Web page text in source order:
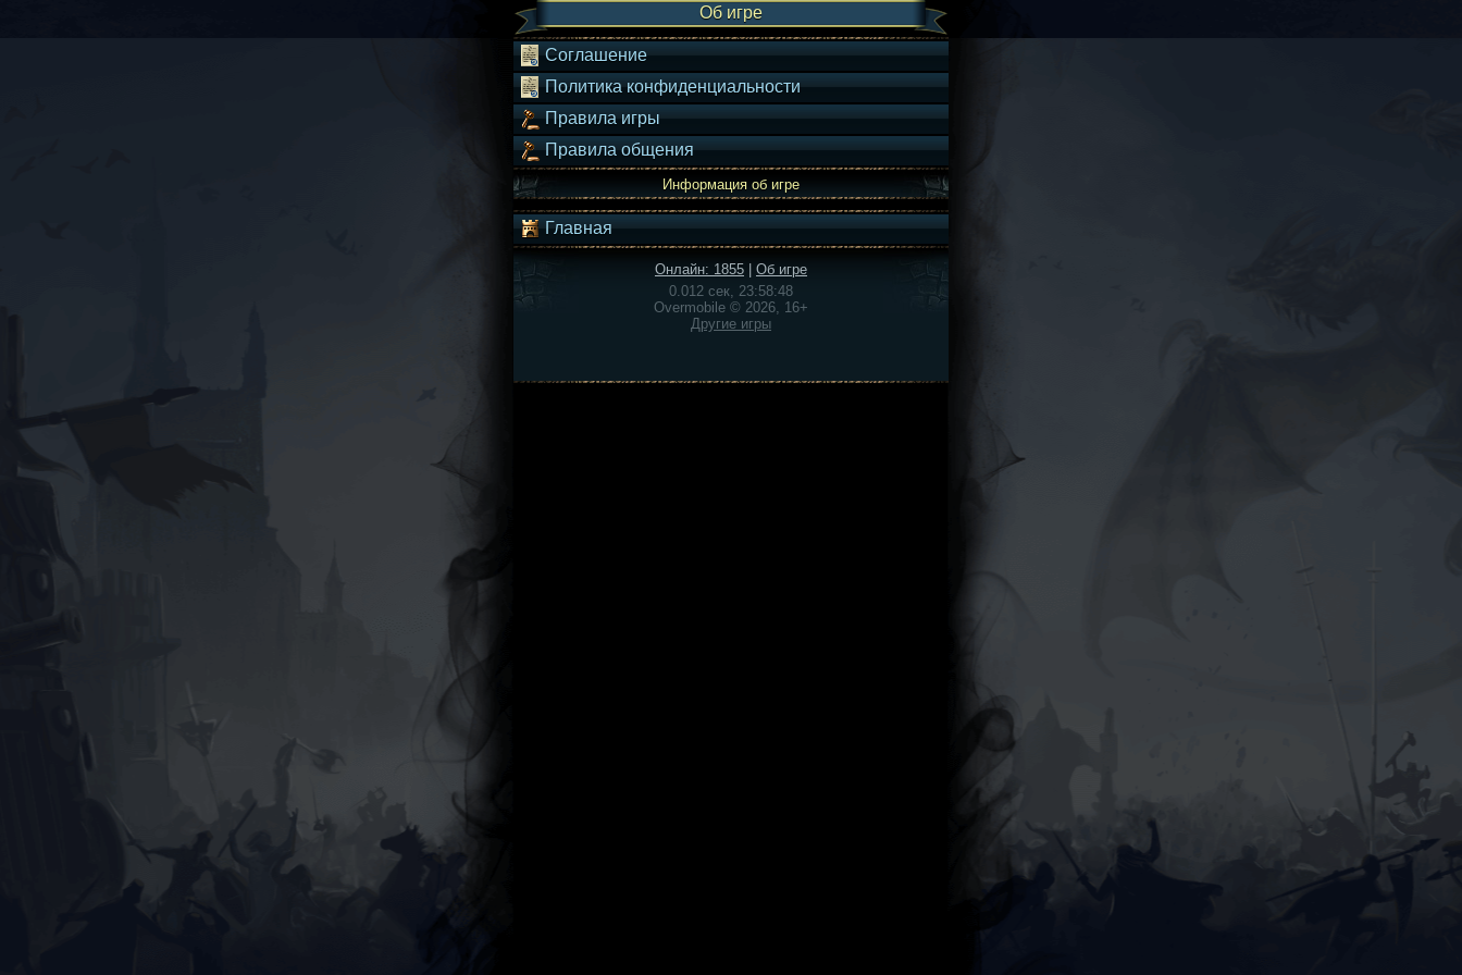
Об игре
Соглашение
Политика конфиденциальности
Правила игры
Правила общения
Информация об игре
Главная
Онлайн: 1855
Об игре
0.012 сек, 23:58:48
Overmobile © 2026, 16+
Другие игры